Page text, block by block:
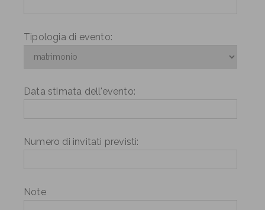
Tipologia di evento:
Data stimata dell'evento:
Numero di invitati previsti:
Note